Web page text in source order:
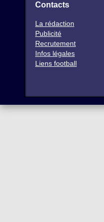
Contacts
La rédaction
Publicité
Recrutement
Infos légales
Liens football